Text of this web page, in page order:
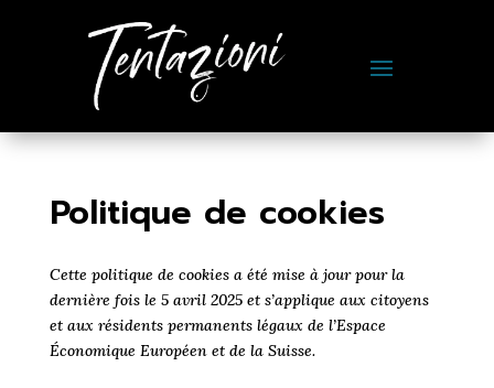
Politique de cookies
Cette politique de cookies a été mise à jour pour la
dernière fois le 5 avril 2025 et s’applique aux citoyens
et aux résidents permanents légaux de l’Espace
Économique Européen et de la Suisse.